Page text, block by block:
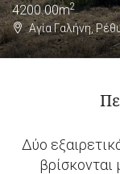
4200.00m2
Αγία Γαλήνη,
Δύο
βρίσκονται